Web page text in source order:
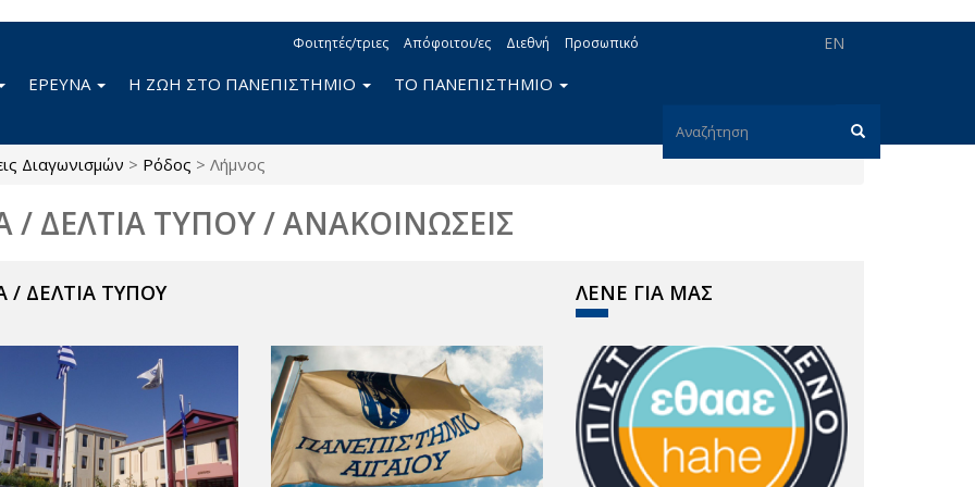
EN
Φοιτητές/τριες Απόφοιτοι/ες Διεθνή Προσωπικό
Φόρμα
ΕΡΕΥΝΑ Η ΖΩΗ ΣΤΟ ΠΑΝΕΠΙΣΤΗΜΙΟ ΤΟ ΠΑΝΕΠΙΣΤΗΜΙΟ
Διαγωνισμών > Ρόδος > Λήμνος
/ ΔΕΛΤΙΑ ΤΥΠΟΥ / ΑΝΑΚΟΙΝΩΣΕΙΣ
/ ΔΕΛΤΙΑ ΤΥΠΟΥ ΛΕΝΕ ΓΙΑ ΜΑΣ